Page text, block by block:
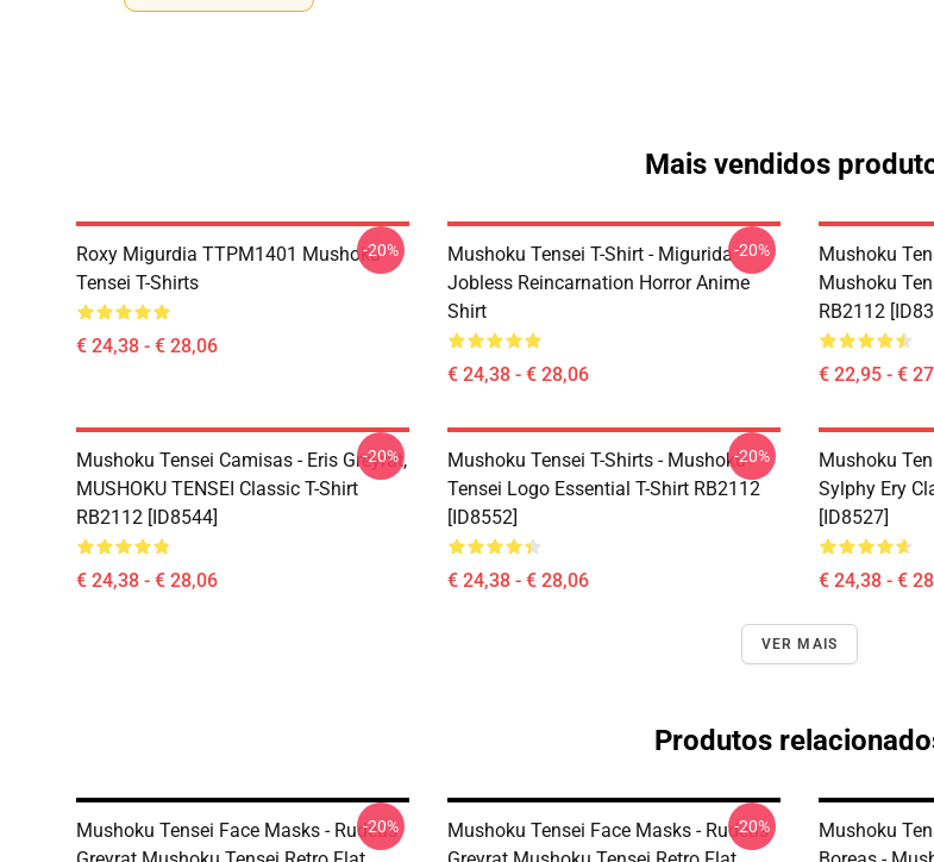
Mais vendidos
Roxy Migurdia TTPM1401 Mushoku
Tensei T-Shirts
€ 24,38 - € 28,06
-20%
Mushoku Tensei T-Shirt - Migurida
Jobless Reincarnation Horror Anime
Shirt
€ 24,38 - € 28,06
-20%
Mushoku
Mushoku
RB2112
€ 22,95 - €
Mushoku Tensei Camisas - Eris Greyrat,
MUSHOKU TENSEI Classic T-Shirt
RB2112 [ID8544]
€ 24,38 - € 28,06
-20%
Mushoku Tensei T-Shirts - Mushoku
Tensei Logo Essential T-Shirt RB2112
[ID8552]
€ 24,38 - € 28,06
-20%
Mushoku
Sylphy Ery
[ID8527]
€ 24,38 - €
VER MAIS
Produtos
Mushoku Tensei Face Masks - Rudeus
-20%
Mushoku Tensei Face Masks - Rudeus
-20%
Mushoku